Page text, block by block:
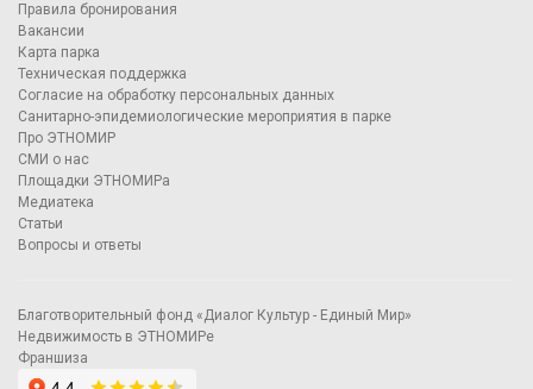
Правила бронирования
Вакансии
Карта парка
Техническая поддержка
Согласие на обработку персональных данных
Санитарно-эпидемиологические мероприятия в парке
Про ЭТНОМИР
СМИ о нас
Площадки ЭТНОМИРа
Медиатека
Статьи
Вопросы и ответы
Благотворительный фонд «Диалог Культур - Единый Мир»
Недвижимость в ЭТНОМИРе
Франшиза